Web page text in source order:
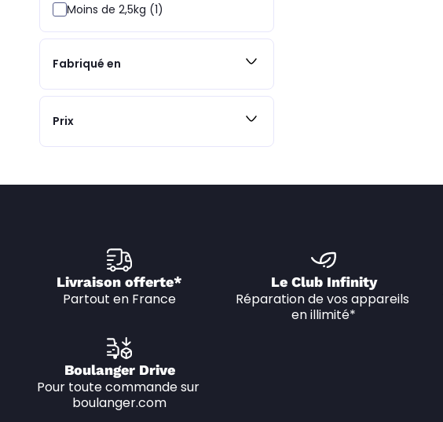
Moins de 2,5kg (1)
Fabriqué en
Prix
Livraison offerte*
Partout en France
Le Club Infinity
Réparation de vos appareils
en illimité*
Boulanger Drive
Pour toute commande sur
boulanger.com